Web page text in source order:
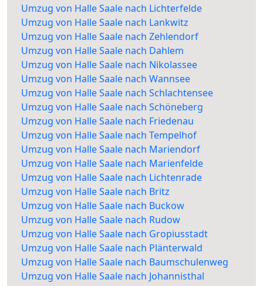
Umzug von Halle Saale nach Lichterfelde
Umzug von Halle Saale nach Lankwitz
Umzug von Halle Saale nach Zehlendorf
Umzug von Halle Saale nach Dahlem
Umzug von Halle Saale nach Nikolassee
Umzug von Halle Saale nach Wannsee
Umzug von Halle Saale nach Schlachtensee
Umzug von Halle Saale nach Schöneberg
Umzug von Halle Saale nach Friedenau
Umzug von Halle Saale nach Tempelhof
Umzug von Halle Saale nach Mariendorf
Umzug von Halle Saale nach Marienfelde
Umzug von Halle Saale nach Lichtenrade
Umzug von Halle Saale nach Britz
Umzug von Halle Saale nach Buckow
Umzug von Halle Saale nach Rudow
Umzug von Halle Saale nach Gropiusstadt
Umzug von Halle Saale nach Plänterwald
Umzug von Halle Saale nach Baumschulenweg
Umzug von Halle Saale nach Johannisthal